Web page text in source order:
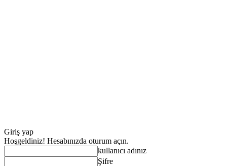
Giriş yap
Hoşgeldiniz! Hesabınızda oturum açın.
kullanıcı adınız
Şifre